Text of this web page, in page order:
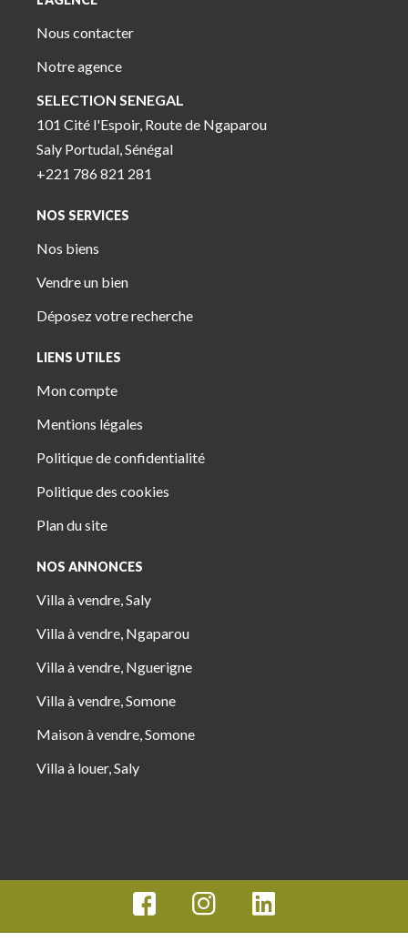
Nous contacter
Notre agence
SELECTION SENEGAL
101 Cité l'Espoir, Route de Ngaparou
Saly Portudal, Sénégal
+221 786 821 281
NOS SERVICES
Nos biens
Vendre un bien
Déposez votre recherche
LIENS UTILES
Mon compte
Mentions légales
Politique de confidentialité
Politique des cookies
Plan du site
NOS ANNONCES
Villa à vendre, Saly
Villa à vendre, Ngaparou
Villa à vendre, Nguerigne
Villa à vendre, Somone
Maison à vendre, Somone
Villa à louer, Saly